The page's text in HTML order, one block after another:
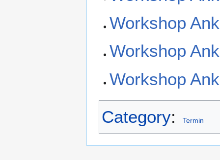
Workshop
Workshop
Workshop
Category: Termin